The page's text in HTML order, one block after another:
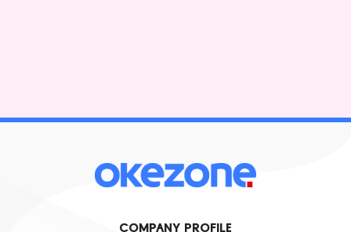
COMPANY PROFILE